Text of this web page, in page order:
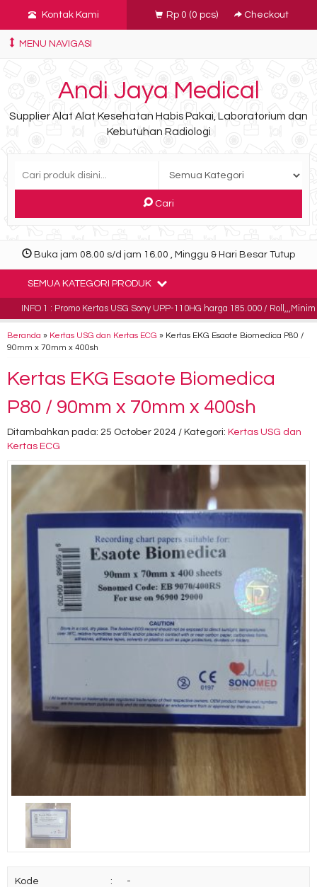
Kontak Kami Rp 0 (0 pcs) Checkout
MENU NAVIGASI
Andi Jaya Medical
Supplier Alat Alat Kesehatan Habis Pakai, Laboratorium dan
Kebutuhan Radiologi
Cari
Buka jam 08.00 s/d jam 16.00 , Minggu & Hari Besar Tutup
SEMUA KATEGORI PRODUK
INFO 1 : Promo Kertas USG Sony UPP-110HG harga 185.000 / Roll,,,Minim
Beranda » Kertas USG dan Kertas ECG » Kertas EKG Esaote Biomedica P80 /
90mm x 70mm x 400sh
Kertas EKG Esaote Biomedica
P80 / 90mm x 70mm x 400sh
Ditambahkan pada: 25 October 2024 / Kategori: Kertas USG dan
Kertas ECG
Kode : -